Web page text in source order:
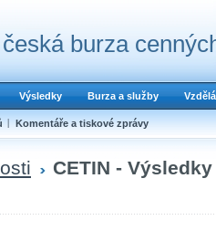
česká burza
Výsledky Burza a služby
Komentáře a tiskové zprávy
CETIN -